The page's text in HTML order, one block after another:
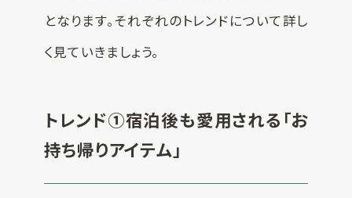
となります。それぞれのトレンドについて詳し
く見ていきましょう。
トレンド①宿泊後も愛用される「お
持ち帰りアイテム」